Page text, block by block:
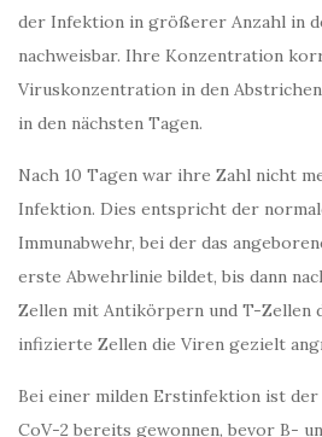
der Infektion in größerer Anzahl in
nachweisbar. Ihre Konzentration
Viruskonzentration in den
in den nächsten Tagen.
Nach 10 Tagen war ihre Zahl nicht
Infektion. Dies entspricht der
Immunabwehr, bei der das
erste Abwehrlinie bildet, bis dann
Zellen mit Antikörpern und T-Zellen
infizierte Zellen die Viren gezielt
Bei einer milden Erstinfektion ist der
CoV-2 bereits gewonnen, bevor B-